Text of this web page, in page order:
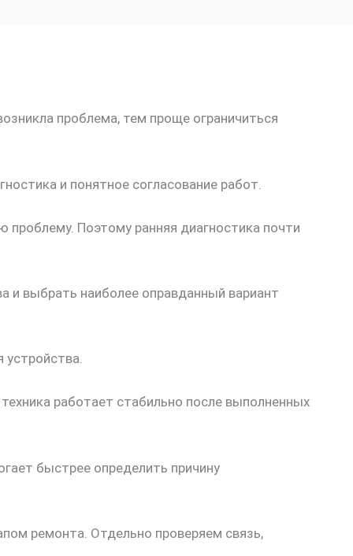
проблема, тем проще ограничиться
и понятное согласование работ.
проблему. Поэтому ранняя диагностика почти
и выбрать наиболее оправданный вариант
устройства.
работает стабильно после выполненных
быстрее определить причину
ремонта. Отдельно проверяем связь,